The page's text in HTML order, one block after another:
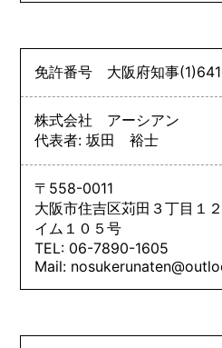
免許番号 大阪府知事(1)
株式会社 アーシアン
代表者: 坂田 裕士
〒558-0011
大阪市住吉区苅田３丁目１
イム１０５号
TEL: 06-7890-1605
Mail: